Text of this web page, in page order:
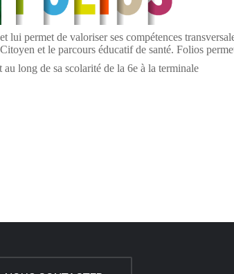
permet de valoriser ses compétences
et le parcours éducatif de santé. Folios
long de sa scolarité de la 6e à la terminale